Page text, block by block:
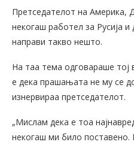
Претседателот на Америка,
некогаш работел за Русија
направи такво нешто.
На таа тема одговараше тој
е дека прашањата не му се
изнервираа претседателот.
„Мислам дека е тоа
некогаш ми било